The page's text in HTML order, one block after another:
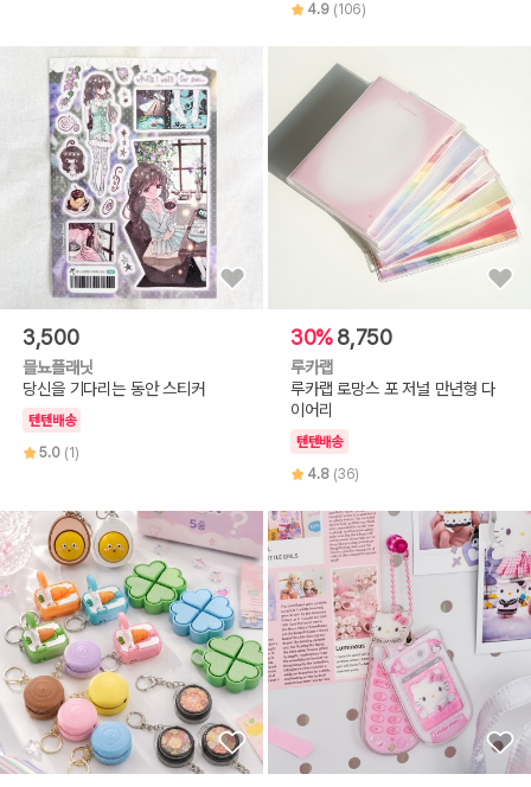
4.9 (106)
3,500
믈뇨플래닛
당신을 기다리는 동안 스티커
텐텐배송
5.0 (1)
30%8,750
루카랩
루카랩 로망스 포 저널 만년형 다
이어리
텐텐배송
4.8 (36)